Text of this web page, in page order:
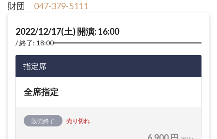
財団 047-379-5111
2022/12/17(土) 開演: 16:00
終了: 18:00
指定席
全席指定
販売終了 売り切れ